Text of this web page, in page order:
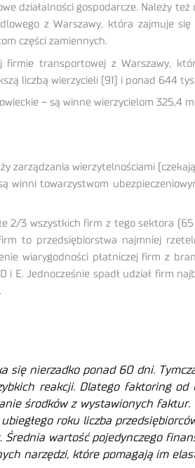
działalności gospodarcze. Należy
z Warszawy, która zajmuje
części zamiennych.
transportowej z Warszawy,
liczbą wierzycieli (91) i ponad 644
– są winne wierzycielom 325,4
zarządzania wierzytelnościami
winni towarzystwom
2/3 wszystkich firm z tego sektora
to przedsiębiorstwa najmniej
wiarygodności płatniczej firm z
E. Jednocześnie spadł udział firm
się nierzadko ponad 60 dni.
reakcji. Dlatego faktoring
środków z wystawionych
roku liczba
wartość pojedynczego
narzędzi, które pomagają im